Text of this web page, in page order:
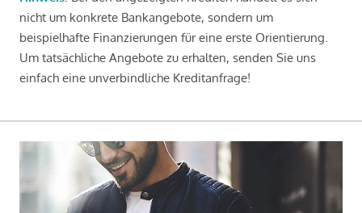
nicht um konkrete Bankangebote, sondern um
beispielhafte Finanzierungen für eine erste Orientierung.
Um tatsächliche Angebote zu erhalten, senden Sie uns
einfach eine unverbindliche Kreditanfrage!